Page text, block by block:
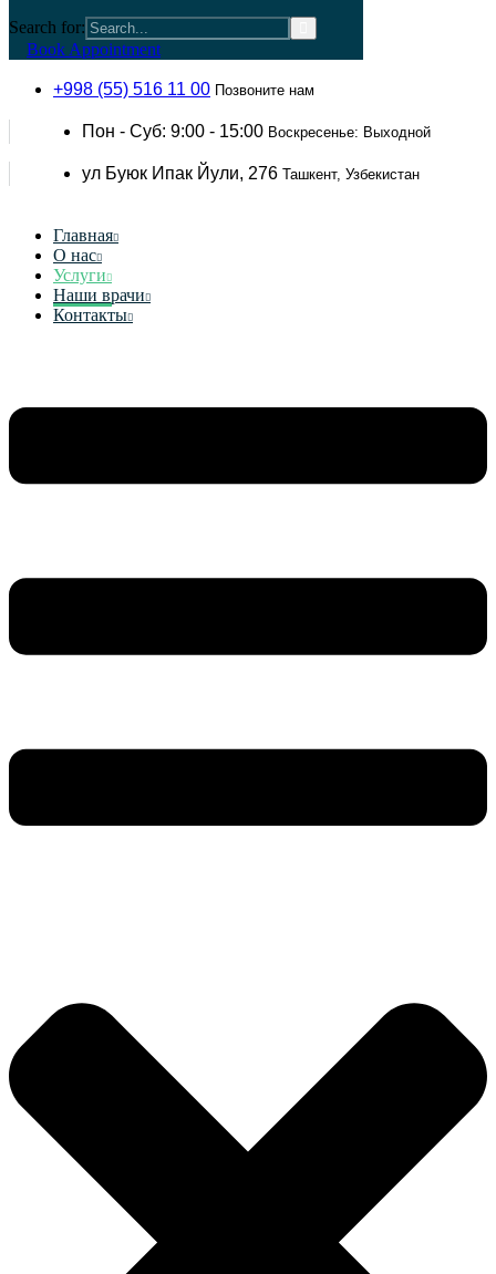
Search for:
Book Appointment
+998 (55) 516 11 00 Позвоните нам
Пон - Суб: 9:00 - 15:00 Воскресенье: Выходной
ул Буюк Ипак Йули, 276 Ташкент, Узбекистан
Главная
О нас
Услуги
Наши врачи
Контакты